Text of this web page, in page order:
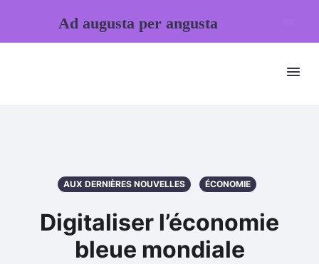
AUX DERNIÈRES NOUVELLES ÉCONOMIE
Digitaliser l’économie
bleue mondiale
Ad augusta per angusta